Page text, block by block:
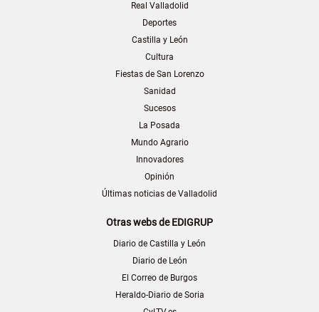
Real Valladolid
Deportes
Castilla y León
Cultura
Fiestas de San Lorenzo
Sanidad
Sucesos
La Posada
Mundo Agrario
Innovadores
Opinión
Últimas noticias de Valladolid
Otras webs de EDIGRUP
Diario de Castilla y León
Diario de León
El Correo de Burgos
Heraldo-Diario de Soria